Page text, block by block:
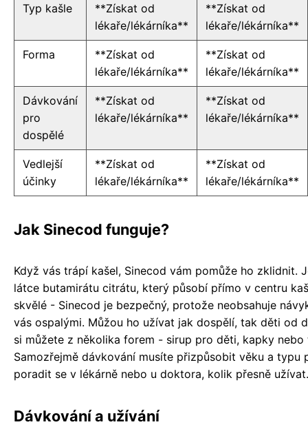
Typ kašle
**Získat od
lékaře/lékárníka**
**Získat od
lékaře/lékárníka**
Forma
**Získat od
lékaře/lékárníka**
**Získat od
lékaře/lékárníka**
Dávkování
pro
dospělé
**Získat od
lékaře/lékárníka**
**Získat od
lékaře/lékárníka**
Vedlejší
účinky
**Získat od
lékaře/lékárníka**
**Získat od
lékaře/lékárníka**
Jak Sinecod funguje?
Když vás trápí kašel, Sinecod vám pomůže ho zklidnit.
látce butamirátu citrátu, který působí přímo v centru
skvělé - Sinecod je bezpečný, protože neobsahuje
vás ospalými. Můžou ho užívat jak dospělí, tak děti od
si můžete z několika forem - sirup pro děti, kapky
Samozřejmě dávkování musíte přizpůsobit věku a typu
poradit se v lékárně nebo u doktora, kolik přesně užívat.
Dávkování a užívání